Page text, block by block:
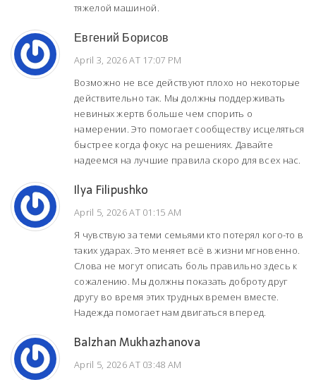
тяжелой машиной.
Евгений Борисов
April 3, 2026 AT 17:07 PM
Возможно не все действуют плохо но некоторые
действительно так. Мы должны поддерживать
невиных жертв больше чем спорить о
намерении. Это помогает сообществу исцеляться
быстрее когда фокус на решениях. Давайте
надеемся на лучшие правила скоро для всех нас.
Ilya Filipushko
April 5, 2026 AT 01:15 AM
Я чувствую за теми семьями кто потерял кого-то в
таких ударах. Это меняет всё в жизни мгновенно.
Слова не могут описать боль правильно здесь к
сожалению. Мы должны показать доброту друг
другу во время этих трудных времен вместе.
Надежда помогает нам двигаться вперед.
Balzhan Mukhazhanova
April 5, 2026 AT 03:48 AM